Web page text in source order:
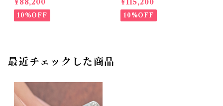
RO206885】
¥88,200
10%OFF
1】
¥115,200
10%OFF
最近チェックした商品